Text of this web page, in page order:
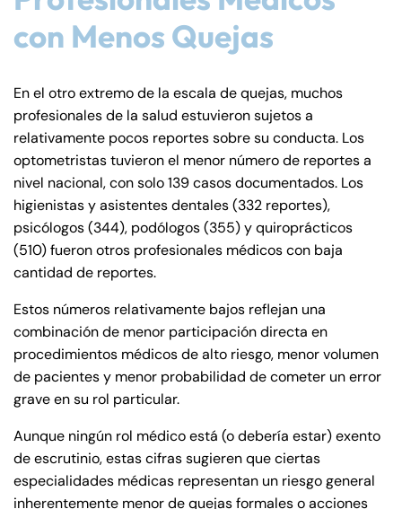
con Menos Quejas
En el otro extremo de la escala de quejas, muchos
profesionales de la salud estuvieron sujetos a
relativamente pocos reportes sobre su conducta. Los
optometristas tuvieron el menor número de reportes a
nivel nacional, con solo 139 casos documentados. Los
higienistas y asistentes dentales (332 reportes),
psicólogos (344), podólogos (355) y quiroprácticos
(510) fueron otros profesionales médicos con baja
cantidad de reportes.
Estos números relativamente bajos reflejan una
combinación de menor participación directa en
procedimientos médicos de alto riesgo, menor volumen
de pacientes y menor probabilidad de cometer un error
grave en su rol particular.
Aunque ningún rol médico está (o debería estar) exento
de escrutinio, estas cifras sugieren que ciertas
especialidades médicas representan un riesgo general
inherentemente menor de quejas formales o acciones